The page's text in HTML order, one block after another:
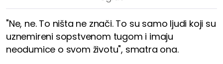
"Ne, ne. To ništa ne znači. To su samo ljudi koji su
uznemireni sopstvenom tugom i imaju
neodumice o svom životu", smatra ona.